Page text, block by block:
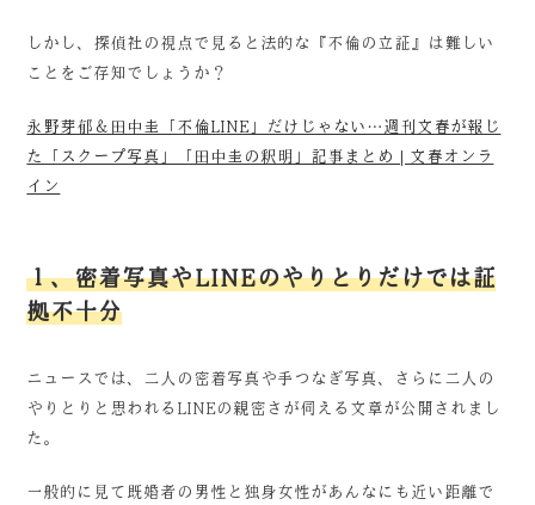
しかし、探偵社の視点で見ると法的な『不倫の立証』は難しい
ことをご存知でしょうか？
永野芽郁＆田中圭「不倫LINE」だけじゃない…週刊文春が報じ
た「スクープ写真」「田中圭の釈明」記事まとめ | 文春オンラ
イン
１、密着写真やLINEのやりとりだけでは証
拠不十分
ニュースでは、二人の密着写真や手つなぎ写真、さらに二人の
やりとりと思われるLINEの親密さが伺える文章が公開されまし
た。
一般的に見て既婚者の男性と独身女性があんなにも近い距離で